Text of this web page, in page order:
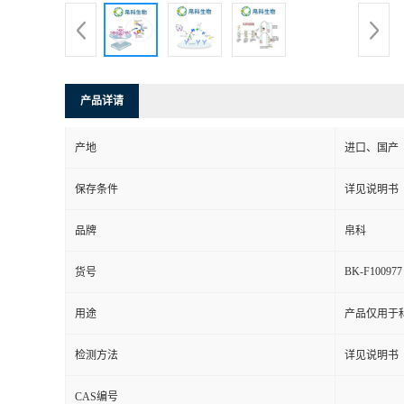
产品详请
产地 进口、国产
保存条件 详见说明书
品牌 帛科
货号 BK-F100977
用途 产品仅用于
检测方法 详见说明书
CAS编号